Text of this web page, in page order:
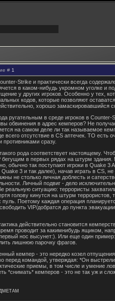
# 1
Strike и практически всегда
в каком-нибудь укромном уголке и
у других игроков. Особенно у тех,
кодов, которые позволяют
хорошо замаскировавшийся
ругательным в среде игроков в
обвинения в адрес кемперов? Не
на самом деле ли так называемое
всего отсутствие в CS аптечек. ТО есть
сразу.
рода соответствует настоящему.
бегущим в первых рядах на штурм
обычно так поступают игроки в Quake
3 и так далее), начав играть в CS,
не столько личная доблесть и
Личный подвиг - дело
ситуацию: террористы
голову кинутся на штурм террористов,
Поетому каждая операция
VIP/добратся до пункта
действительно становится
проводит за какимнибудь ящиком,
нос высунет:). Или еще один
лишнюю парочку фрагов.
кемпер - это нередко козел
перед командой, утверждая: *Он
приемы, в том числе и умение
*снимать* кемперов - это не так уж и